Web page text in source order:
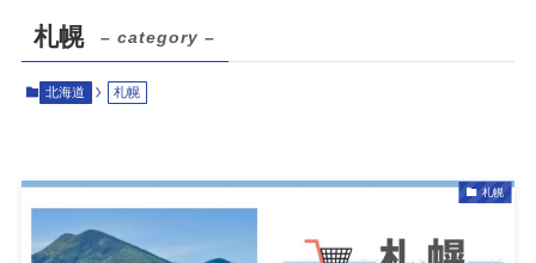
札幌 – category –
北海道 札幌
札幌